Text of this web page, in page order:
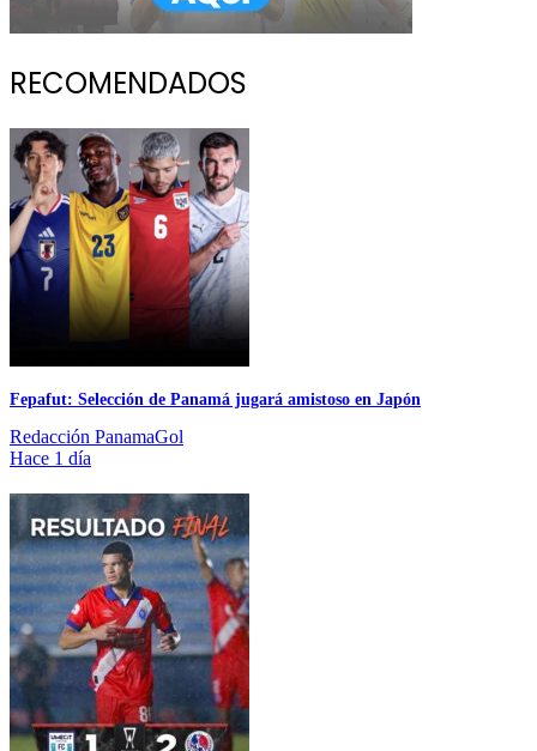
RECOMENDADOS
Fepafut: Selección de Panamá jugará amistoso en Japón
Redacción PanamaGol
Hace 1 día